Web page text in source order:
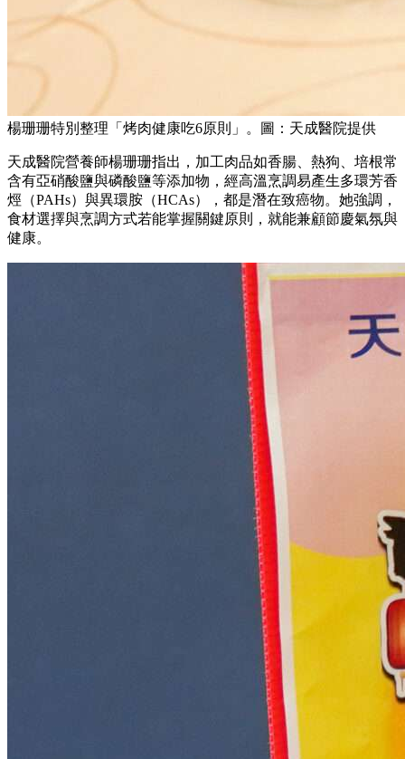
楊珊珊特別整理「烤肉健康吃6原則」。圖：天成醫院提供
天成醫院營養師楊珊珊指出，加工肉品如香腸、熱狗、培根常
含有亞硝酸鹽與磷酸鹽等添加物，經高溫烹調易產生多環芳香
烴（PAHs）與異環胺（HCAs），都是潛在致癌物。她強調，
食材選擇與烹調方式若能掌握關鍵原則，就能兼顧節慶氣氛與
健康。